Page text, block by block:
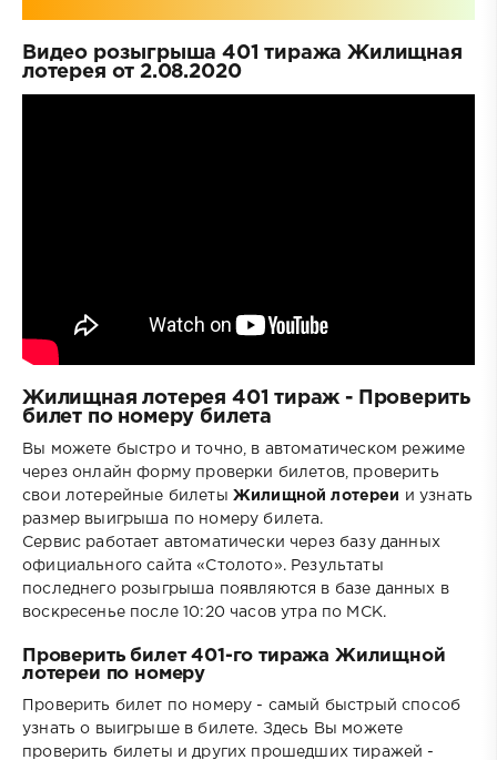
Видео розыгрыша 401 тиража Жилищная
лотерея от 2.08.2020
Жилищная лотерея 401 тираж - Проверить
билет по номеру билета
Вы можете быстро и точно, в автоматическом режиме
через онлайн форму проверки билетов, проверить
свои лотерейные билеты Жилищной лотереи
и узнать
размер выигрыша по номеру билета.
Сервис работает автоматически через базу данных
официального сайта «Столото». Результаты
последнего розыгрыша появляются в базе данных в
воскресенье после 10:20 часов утра по МСК.
Проверить билет 401-го тиража Жилищной
лотереи по номеру
Проверить билет по номеру - самый быстрый способ
узнать о выигрыше в билете. Здесь Вы можете
проверить билеты и других прошедших тиражей -